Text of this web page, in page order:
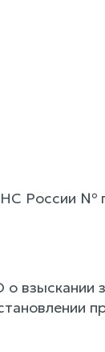
России №
взыскании